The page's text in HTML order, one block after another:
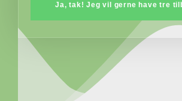
Ja, tak! Jeg vil gerne have tre